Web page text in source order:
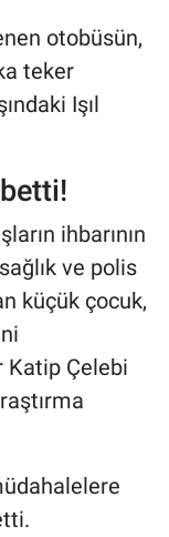
otobüsün,
teker
Işıl
ihbarının
ve polis
küçük çocuk,
Katip Çelebi